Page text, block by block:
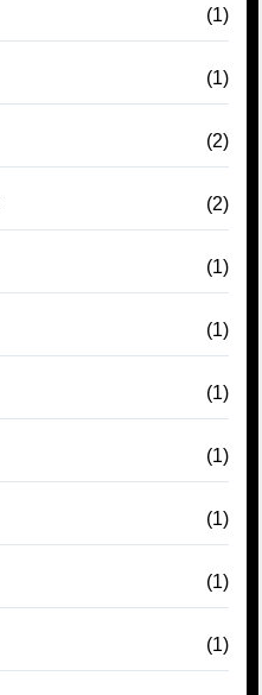
(1)
(1)
(2)
(2)
(1)
(1)
(1)
(1)
(1)
(1)
(1)